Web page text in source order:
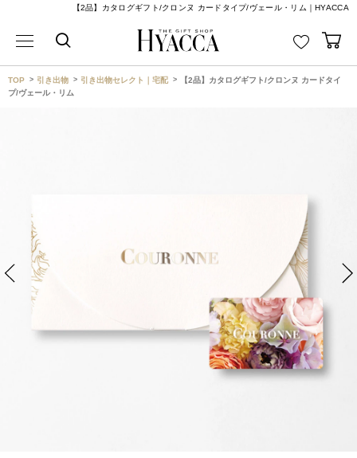
【2品】カタログギフト/クロンヌ カードタイプ/ヴェール・リム｜HYACCA
TOP 引き出物 引き出物セレクト｜宅配
【2品】カタログギフト/クロンヌ カードタイ
プ/ヴェール・リム